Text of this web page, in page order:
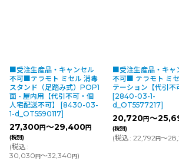
■受注生産品・キャンセル
不可■テラモト ミセル 消毒
スタンド（足踏み式）POP1
面 - 屋内用【代引不可・個
人宅配送不可】
[8430-03-
1-d_OT5590117]
27,300円～29,400円
(税別)
(税込:
30,030円～32,340円)
■受注生産品・キャ
不可■ テラモト ミ
テーション【代引不
[2840-03-1-
d_OT5577217]
20,720円～
(税別)
(税込: 22,792円～